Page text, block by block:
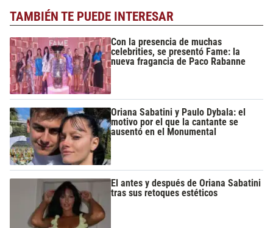
TAMBIÉN TE PUEDE INTERESAR
Con la presencia de muchas
celebrities, se presentó Fame: la
nueva fragancia de Paco Rabanne
Oriana Sabatini y Paulo Dybala: el
motivo por el que la cantante se
ausentó en el Monumental
El antes y después de Oriana Sabatini
tras sus retoques estéticos